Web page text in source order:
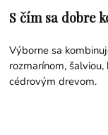
S čím sa dobre
Výborne sa
rozmarínom,
cédrovým drevom.